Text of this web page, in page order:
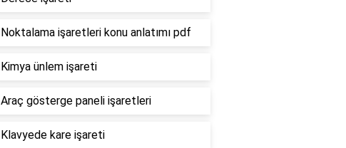
Noktalama işaretleri konu anlatımı pdf
Kimya ünlem işareti
Araç gösterge paneli işaretleri
Klavyede kare işareti